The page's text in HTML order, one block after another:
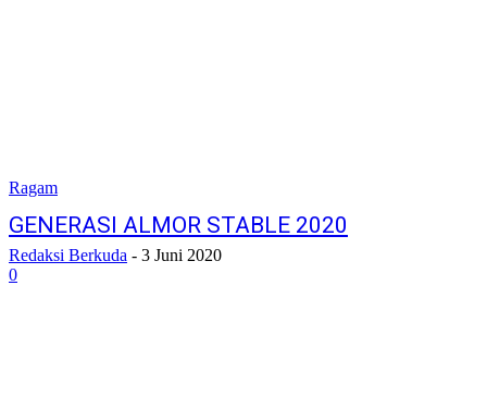
Ragam
GENERASI ALMOR STABLE 2020
Redaksi Berkuda - 3 Juni 2020
0